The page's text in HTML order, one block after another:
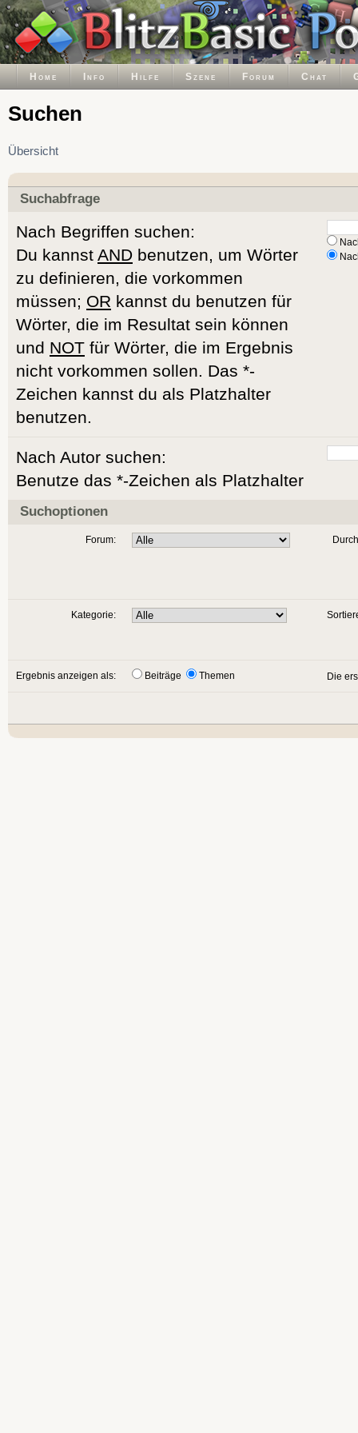
Home Info Hilfe Szene Forum Chat
Suchen
Übersicht
Suchabfrage
Nach Begriffen suchen:
Du kannst AND benutzen, um Wörter
zu definieren, die vorkommen
müssen; OR kannst du benutzen für
Wörter, die im Resultat sein können
und NOT für Wörter, die im Ergebnis
nicht vorkommen sollen. Das *-
Zeichen kannst du als Platzhalter
benutzen.
Nach Autor suchen:
Benutze das *-Zeichen als Platzhalter
Suchoptionen
Forum:
Kategorie:
Ergebnis anzeigen als: Beiträge Themen Die